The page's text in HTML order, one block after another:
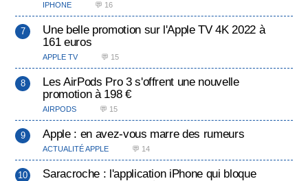
IPHONE 💬 16
Une belle promotion sur l'Apple TV 4K 2022 à
161 euros
APPLE TV 💬 15
Les AirPods Pro 3 s'offrent une nouvelle
promotion à 198 €
AIRPODS 💬 15
Apple : en avez-vous marre des rumeurs
ACTUALITÉ APPLE 💬 14
Saracroche : l'application iPhone qui bloque